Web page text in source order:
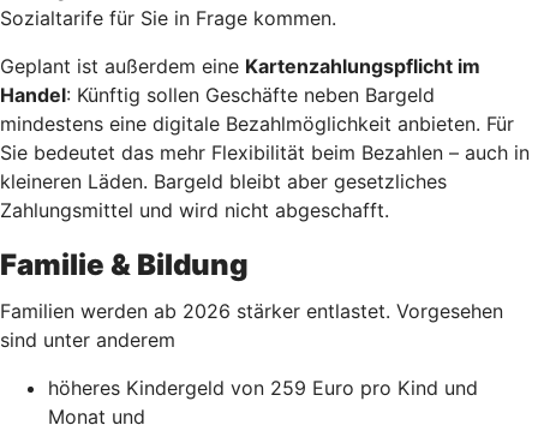
Sozialtarife für Sie in Frage kommen.
Geplant ist außerdem eine Kartenzahlungspflicht im
Handel: Künftig sollen Geschäfte neben Bargeld
mindestens eine digitale Bezahlmöglichkeit anbieten. Für
Sie bedeutet das mehr Flexibilität beim Bezahlen – auch in
kleineren Läden. Bargeld bleibt aber gesetzliches
Zahlungsmittel und wird nicht abgeschafft.
Familie & Bildung
Familien werden ab 2026 stärker entlastet. Vorgesehen
sind unter anderem
höheres Kindergeld von 259 Euro pro Kind und
Monat und